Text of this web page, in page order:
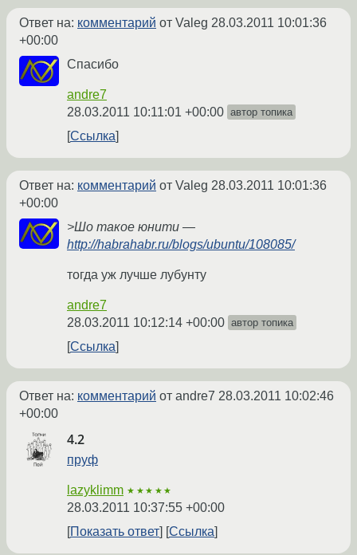
Ответ на: комментарий от Valeg 28.03.2011 10:01:36
+00:00
Спасибо
andre7
28.03.2011 10:11:01 +00:00 автор топика
Ссылка
Ответ на: комментарий от Valeg 28.03.2011 10:01:36
+00:00
>Шо такое юнити —
http://habrahabr.ru/blogs/ubuntu/108085/
тогда уж лучше лубунту
andre7
28.03.2011 10:12:14 +00:00 автор топика
Ссылка
Ответ на: комментарий от andre7 28.03.2011 10:02:46
+00:00
4.2
пруф
lazyklimm ★★★★★
28.03.2011 10:37:55 +00:00
Показать ответ
Ссылка